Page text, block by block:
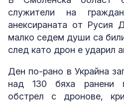
служители на
анексираната от Русия
малко седем души са
след като дрон е ударил
Ден по-рано в Украйна
над 130 бяха ранени
обстрел с дронове,